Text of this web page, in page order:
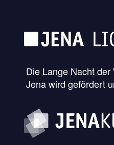
Die Lange Nacht
Jena wird gefördert